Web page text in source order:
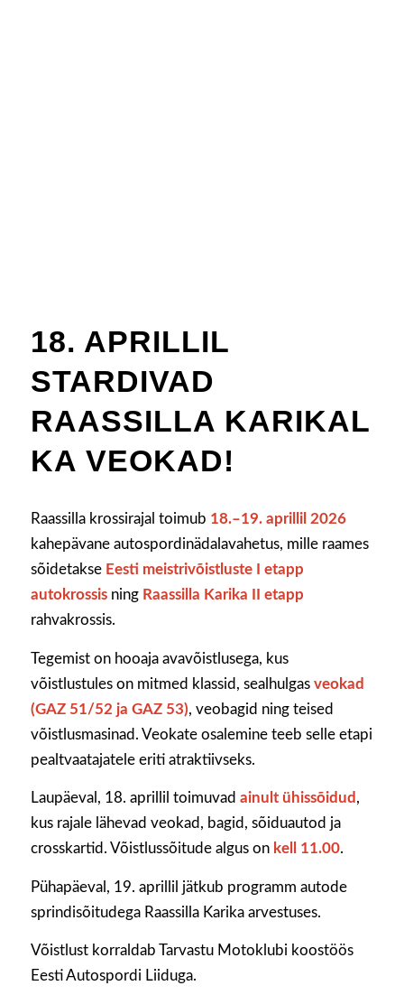
18. APRILLIL
STARDIVAD
RAASSILLA KARIKAL
KA VEOKAD!
Raassilla krossirajal toimub 18.–19. aprillil 2026
kahepävane autospordinädalavahetus, mille raames
sõidetakse Eesti meistrivõistluste I etapp
autokrossisning Raassilla Karika II etapp
rahvakrossis.
Tegemist on hooaja avavõistlusega, kus
võistlustules on mitmed klassid, sealhulgas veokad
(GAZ 51/52 ja GAZ 53), veobagid ning teised
võistlusmasinad. Veokate osalemine teeb selle etapi
pealtvaatajatele eriti atraktiivseks.
Laupäeval, 18. aprillil toimuvad ainult ühissõidud ,
kus rajale lähevad veokad, bagid, sõiduautod ja
crosskartid. Võistlussõitude algus on kell 11.00.
Pühapäeval, 19. aprillil jätkub programm autode
sprindisõitudega Raassilla Karika arvestuses.
Võistlust korraldab Tarvastu Motoklubi koostöös
Eesti Autospordi Liiduga.